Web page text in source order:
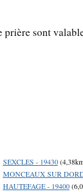
prière sont
SEXCLES - 19430
MONCEAUX SUR
HAUTEFAGE - 19400